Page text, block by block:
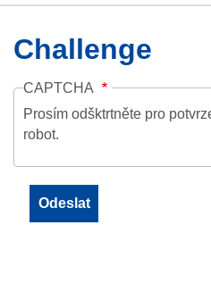
DomůKolekce
Prohlížení
Vyhledávání
O platformě
Nápověda
Kontakt
Challenge
CAPTCHA
Prosím odšktrtněte pro
robot.